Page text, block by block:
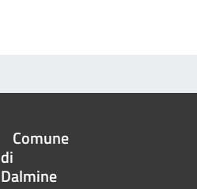
Comune
di
Dalmine